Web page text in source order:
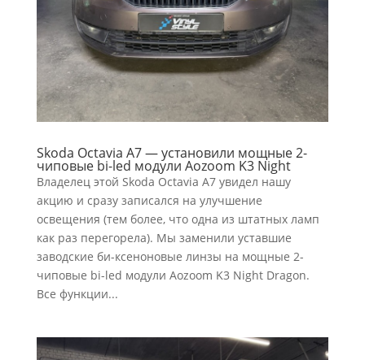
Skoda Octavia A7 — установили мощные 2-
чиповые bi-led модули Aozoom K3 Night
Владелец этой Skoda Octavia A7 увидел нашу
акцию и сразу записался на улучшение
освещения (тем более, что одна из штатных ламп
как раз перегорела). Мы заменили уставшие
заводские би-ксеноновые линзы на мощные 2-
чиповые bi-led модули Aozoom K3 Night Dragon.
Все функции...